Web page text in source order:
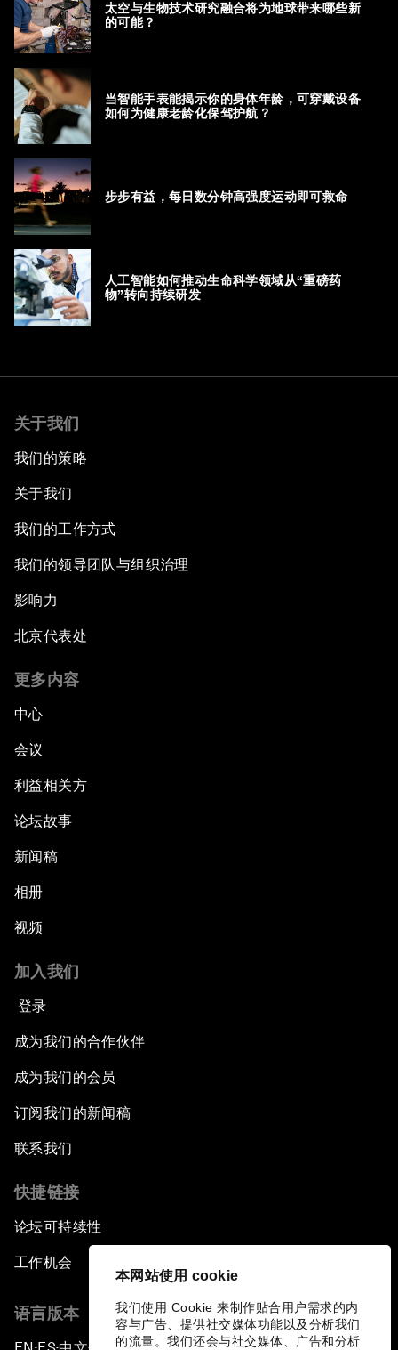
本网站使用 cookie
我们使用 Cookie 来制作贴合用户需求的内
容与广告、提供社交媒体功能以及分析我们
的流量。我们还会与社交媒体、广告和分析
太空与生物技术研究融合将为地球带来哪些新
的可能？
当智能手表能揭示你的身体年龄，可穿戴设备
如何为健康老龄化保驾护航？
步步有益，每日数分钟高强度运动即可救命
人工智能如何推动生命科学领域从“重磅药
物”转向持续研发
关于我们
我们的策略
关于我们
我们的工作方式
我们的领导团队与组织治理
影响力
北京代表处
更多内容
中心
会议
利益相关方
论坛故事
新闻稿
相册
视频
加入我们
登录
成为我们的合作伙伴
成为我们的会员
订阅我们的新闻稿
联系我们
快捷链接
论坛可持续性
工作机会
语言版本
▪ ▪ ▪